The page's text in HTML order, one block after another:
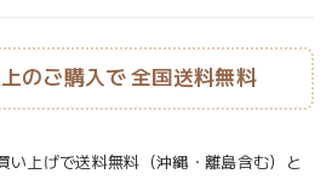
のご購入で 全国送料無料
い上げで送料無料（沖縄・離島含む）と